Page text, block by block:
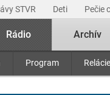
STVR Deti Pečie
Rádio
Program Relácie
Archív